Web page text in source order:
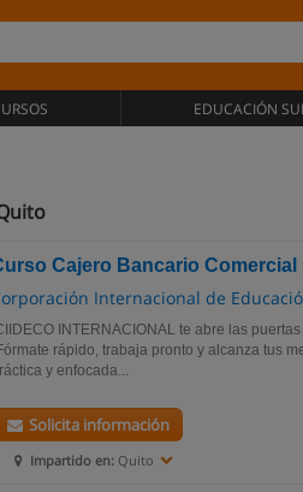
EDUCACIÓN
Cajero Bancario Comercial
Internacional de
INTERNACIONAL te abre las
rápido, trabaja pronto y alcanza tus
y enfocada...
Impartido en: Quito
Solicita información